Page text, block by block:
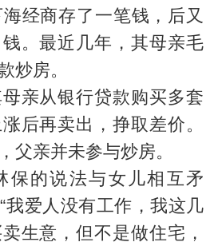
经商存了一笔钱，后又
。最近几年，其母亲毛
炒房。
从银行贷款购买多套
后再卖出，挣取差价。
父亲并未参与炒房。
的说法与女儿相互矛
我爱人没有工作，我这几
生意，但不是做住宅，